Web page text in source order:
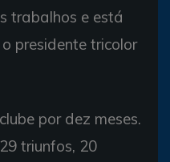
trabalhos e está
presidente tricolor
por dez meses.
triunfos, 20